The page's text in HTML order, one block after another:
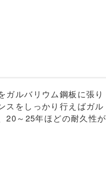
ガルバリウム鋼板に張り
スをしっかり行えばガル
20～25年ほどの耐久性が